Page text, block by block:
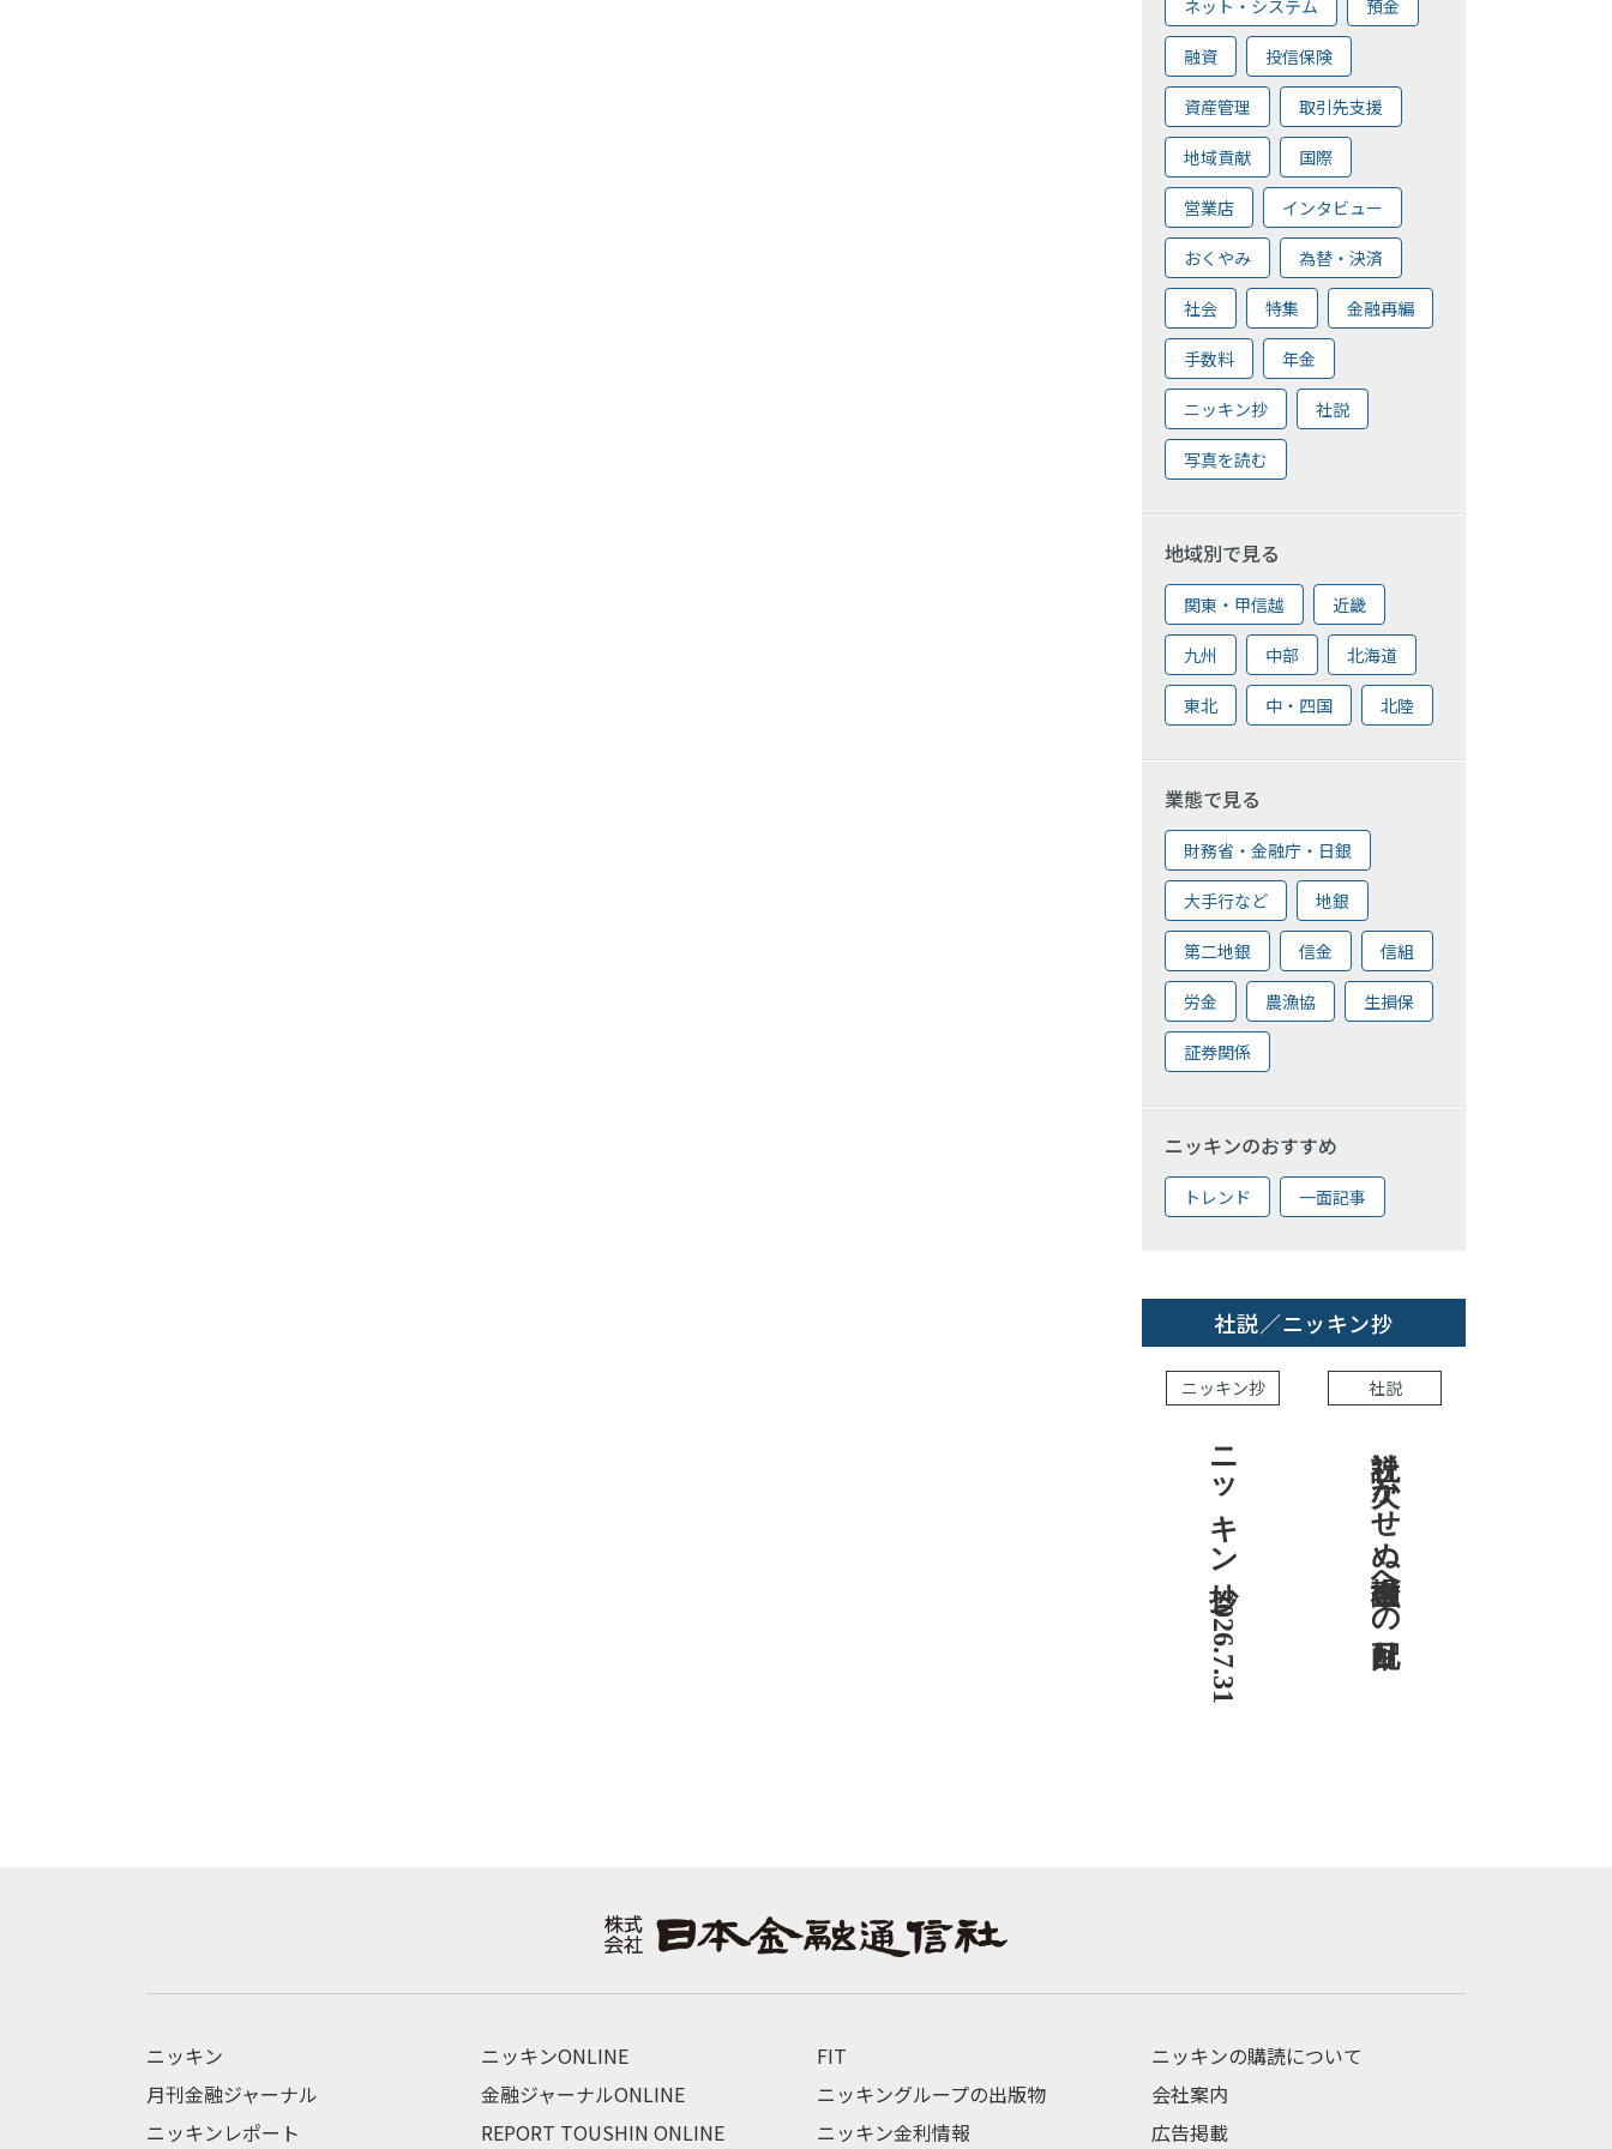
ネット・システム 預金
融資 投信保険
資産管理 取引先支援
地域貢献 国際
営業店 インタビュー
おくやみ 為替・決済
社会 特集 金融再編
手数料 年金
ニッキン抄 社説
写真を読む
地域別で見る
関東・甲信越 近畿
九州 中部 北海道
東北 中・四国 北陸
業態で見る
財務省・金融庁・日銀
大手行など 地銀
第二地銀 信金 信組
労金 農漁協 生損保
証券関係
ニッキンのおすすめ
トレンド 一面記事
社説／ニッキン抄
ニッキン抄
ニッキン抄 2026.7.31
社説
社説 欠かせぬ金融市場への目配り
ニッキン
月刊金融ジャーナル
ニッキンレポート
ニッキンONLINE
金融ジャーナルONLINE
REPORT TOUSHIN ONLINE
FIT
ニッキングループの出版物
ニッキン金利情報
ニッキンの購読について
会社案内
広告掲載